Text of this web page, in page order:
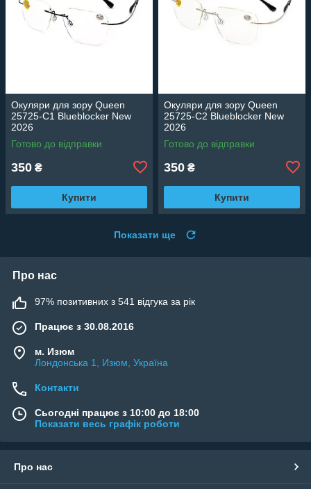
Окуляри для зору Queen
25725-C1 Blueblocker New
2026
Готово до відправки
350 ₴
Купити
Окуляри для зору Queen
25725-C2 Blueblocker New
2026
Готово до відправки
350 ₴
Купити
Показати ще
Про нас
97% позитивних з 541 відгука за рік
Працює з 30.08.2016
м. Изюм
Лондонська 1, Изюм, Україна
Контакти
Сьогодні працює з 10:00 до 18:00
Показати весь графік роботи
Про нас